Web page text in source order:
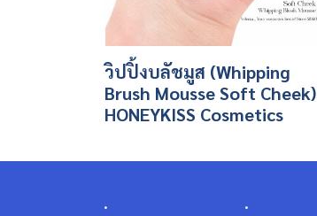
วิปปิ้งบลัชมูส (Whipping
Brush Mousse Soft Cheek)
HONEYKISS Cosmetics
. .